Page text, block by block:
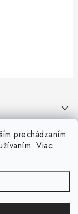
prechádzaním
Viac
biliardových hier